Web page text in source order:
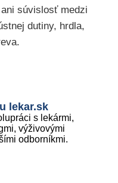
súvislosť medzi
dutiny, hrdla,
lekar.sk
s lekármi,
výživovými
odborníkmi.